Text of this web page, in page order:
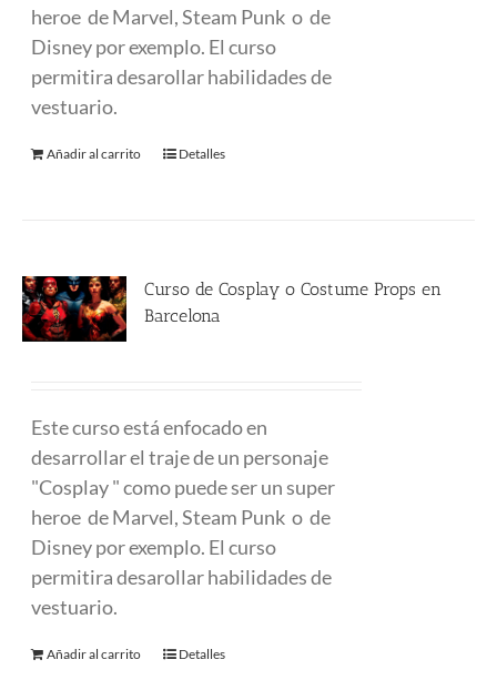
heroe de Marvel, Steam Punk o de
Disney por exemplo. El curso
permitira desarollar habilidades de
vestuario.
Añadir al carrito Detalles
Curso de Cosplay o Costume Props en
Barcelona
Este curso está enfocado en
desarrollar el traje de un personaje
"Cosplay " como puede ser un super
heroe de Marvel, Steam Punk o de
Disney por exemplo. El curso
permitira desarollar habilidades de
vestuario.
Añadir al carrito Detalles